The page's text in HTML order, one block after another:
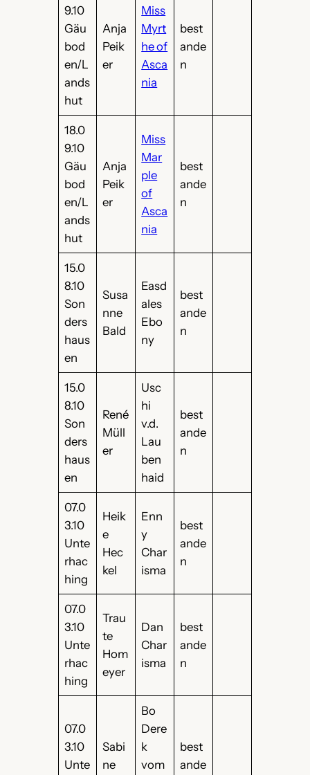
9.10
Gäu
bod
en/L
ands
hut
Anja
Peik
er
Miss
Myrt
he of
Asca
nia
best
ande
n
18.0
9.10
Gäu
bod
en/L
ands
hut
Anja
Peik
er
Miss
Mar
ple
of
Asca
nia
best
ande
n
15.0
8.10
Son
ders
haus
en
Susa
nne
Bald
Easd
ales
Ebo
ny
best
ande
n
15.0
8.10
Son
ders
haus
en
René
Müll
er
Usc
hi
v.d.
Lau
ben
haid
best
ande
n
07.0
3.10
Unte
rhac
hing
Heik
e
Hec
kel
Enn
y
Char
isma
best
ande
n
07.0
3.10
Unte
rhac
hing
Trau
te
Hom
eyer
Dan
Char
isma
best
ande
n
07.0
3.10
Unte
Sabi
ne
Bo
Dere
k
vom
best
ande